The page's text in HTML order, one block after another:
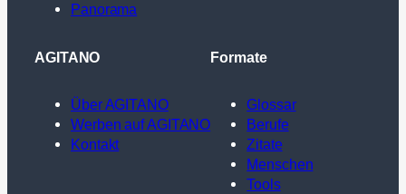
Panorama
AGITANO
Über AGITANO
Werben auf AGITANO
Kontakt
Formate
Glossar
Berufe
Zitate
Menschen
Tools